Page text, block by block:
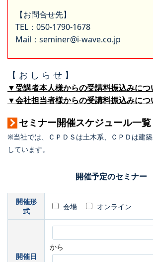
【お問合せ先】
TEL：050-1790-1678
Mail：seminer@i-wave.co.jp
【 お し ら せ 】
▼受講者本人様からの受講料振込みにつ
▼会社担当者様からの受講料振込みにつ
セミナー開催スケジュール一覧
※当社では、ＣＰＤＳは土木系、ＣＰＤは建
しています。
開催予定のセミナー
開催形
式
会場 オンライン
開催日
から